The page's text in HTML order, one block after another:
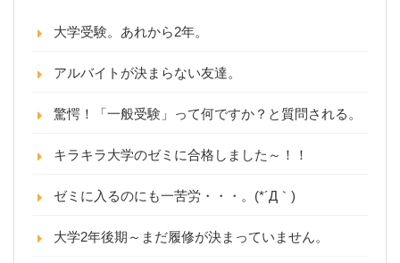
大学受験。あれから2年。
アルバイトが決まらない友達。
驚愕！「一般受験」って何ですか？と質問される。
キラキラ大学のゼミに合格しました～！！
ゼミに入るのにも一苦労・・・。(*´Д｀)
大学2年後期～まだ履修が決まっていません。